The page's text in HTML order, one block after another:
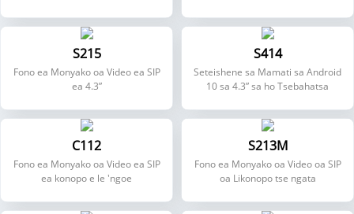
S215
Fono ea Monyako oa Video ea SIP
ea 4.3”
S414
Seteishene sa Mamati sa Android
10 sa 4.3” sa ho Tsebahatsa
C112
Fono ea Monyako oa Video ea SIP
ea konopo e le 'ngoe
S213M
Fono ea Monyako oa Video oa SIP
oa Likonopo tse ngata